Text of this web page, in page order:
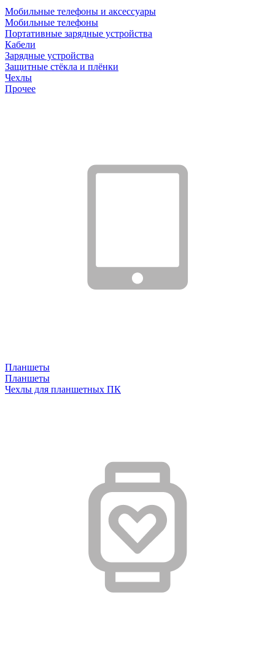
Мобильные телефоны и аксессуары
Мобильные телефоны
Портативные зарядные устройства
Кабели
Зарядные устройства
Защитные стёкла и плёнки
Чехлы
Прочее
Планшеты
Планшеты
Чехлы для планшетных ПК